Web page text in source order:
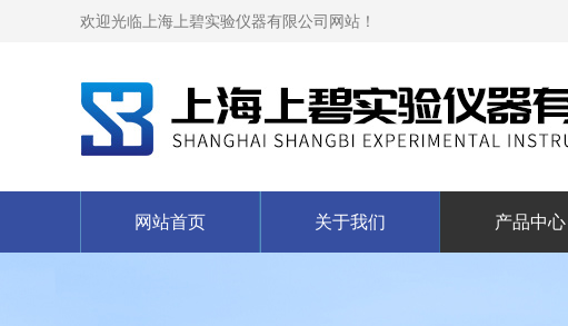
欢迎光临上海上碧实验仪器有限公司网站！
网站首页 关于我们 产品中心